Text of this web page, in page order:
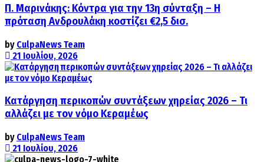
Π. Μαρινάκης: Κόντρα για την 13η σύνταξη – Η
πρόταση Ανδρουλάκη κοστίζει €2,5 δισ.
by CulpaNews Team
21 Ιουλίου, 2026
Κατάργηση περικοπών συντάξεων χηρείας 2026 – Τι
αλλάζει με τον νόμο Κεραμέως
by CulpaNews Team
21 Ιουλίου, 2026